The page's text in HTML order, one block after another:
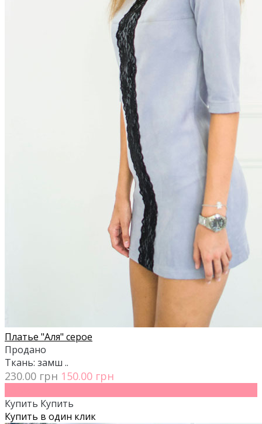
Платье "Аля" серое
Продано
Ткань: замш ..
230.00 грн 150.00 грн
Купить Купить
Купить в один клик